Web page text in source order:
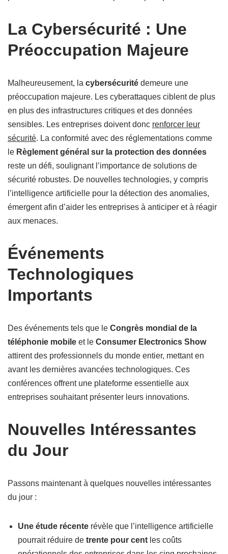
La Cybersécurité : Une
Préoccupation Majeure
Malheureusement, la cybersécurité demeure une
préoccupation majeure. Les cyberattaques ciblent de plus
en plus des infrastructures critiques et des données
sensibles. Les entreprises doivent donc renforcer leur
sécurité. La conformité avec des réglementations comme
le Règlement général sur la protection des données
reste un défi, soulignant l’importance de solutions de
sécurité robustes. De nouvelles technologies, y compris
l’intelligence artificielle pour la détection des anomalies,
émergent afin d’aider les entreprises à anticiper et à réagir
aux menaces.
Événements
Technologiques
Importants
Des événements tels que le Congrès mondial de la
téléphonie mobile et le Consumer Electronics Show
attirent des professionnels du monde entier, mettant en
avant les dernières avancées technologiques. Ces
conférences offrent une plateforme essentielle aux
entreprises souhaitant présenter leurs innovations.
Nouvelles Intéressantes
du Jour
Passons maintenant à quelques nouvelles intéressantes
du jour :
Une étude récente révèle que l’intelligence artificielle
pourrait réduire de trente pour cent les coûts